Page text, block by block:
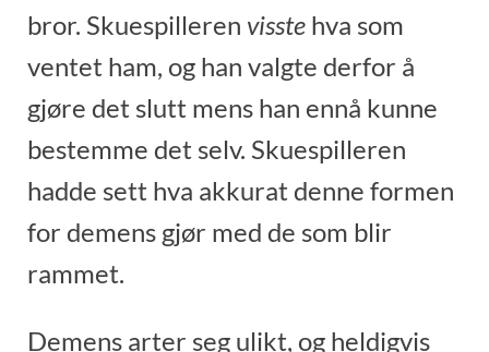
bror. Skuespilleren visste hva som
ventet ham, og han valgte derfor å
gjøre det slutt mens han ennå kunne
bestemme det selv. Skuespilleren
hadde sett hva akkurat denne formen
for demens gjør med de som blir
rammet.
Demens arter seg ulikt, og heldigvis